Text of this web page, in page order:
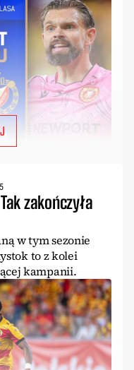
zakończyła
w tym sezonie
to z kolei
kampanii.